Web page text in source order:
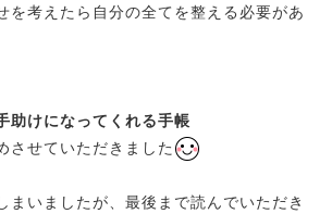
を考えたら自分の全てを整える必要があ
助けになってくれる手帳
させていただきました
まいましたが、最後まで読んでいただき